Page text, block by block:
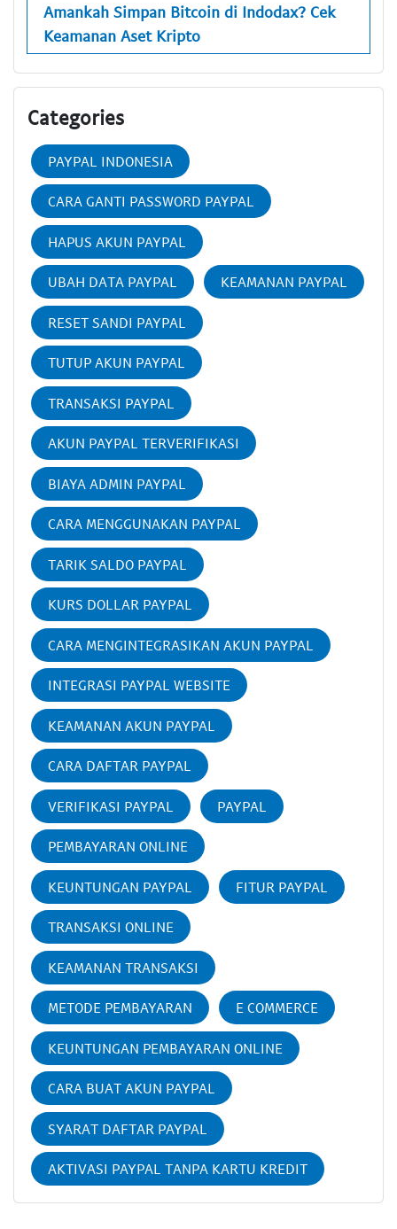
Amankah Simpan Bitcoin di Indodax? Cek
Keamanan Aset Kripto
Categories
PAYPAL INDONESIA
CARA GANTI PASSWORD PAYPAL
HAPUS AKUN PAYPAL
UBAH DATA PAYPAL KEAMANAN PAYPAL
RESET SANDI PAYPAL
TUTUP AKUN PAYPAL
TRANSAKSI PAYPAL
AKUN PAYPAL TERVERIFIKASI
BIAYA ADMIN PAYPAL
CARA MENGGUNAKAN PAYPAL
TARIK SALDO PAYPAL
KURS DOLLAR PAYPAL
CARA MENGINTEGRASIKAN AKUN PAYPAL
INTEGRASI PAYPAL WEBSITE
KEAMANAN AKUN PAYPAL
CARA DAFTAR PAYPAL
VERIFIKASI PAYPAL PAYPAL
PEMBAYARAN ONLINE
KEUNTUNGAN PAYPAL FITUR PAYPAL
TRANSAKSI ONLINE
KEAMANAN TRANSAKSI
METODE PEMBAYARAN E COMMERCE
KEUNTUNGAN PEMBAYARAN ONLINE
CARA BUAT AKUN PAYPAL
SYARAT DAFTAR PAYPAL
AKTIVASI PAYPAL TANPA KARTU KREDIT